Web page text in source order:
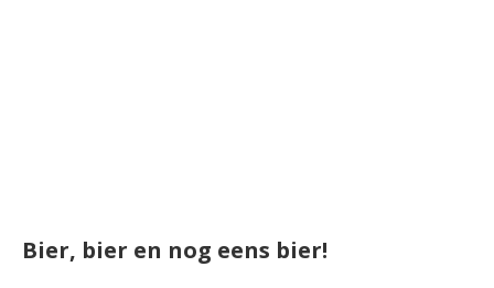
Bier, bier en nog eens bier!